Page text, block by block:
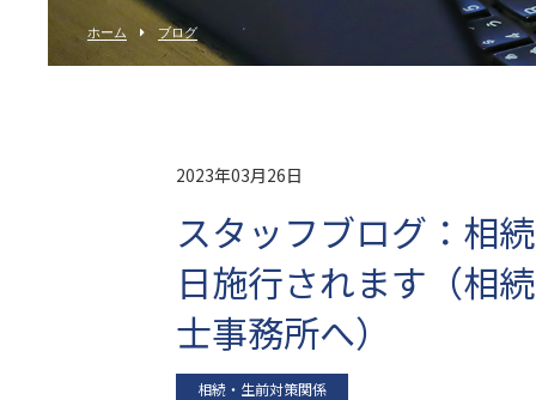
ホーム ブログ
2023年03月26日
スタッフブログ：相
日施行されます（相
士事務所へ）
相続・生前対策関係